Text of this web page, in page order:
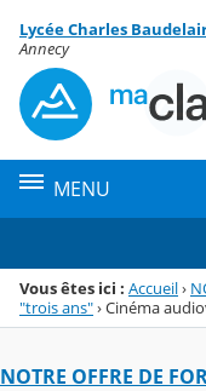
Menu de la rubrique
Contenu
Lycée Charles
Annecy
MENU
Vous êtes ici : Accueil›
"trois ans"›Cinéma
NOTRE OFFRE DE